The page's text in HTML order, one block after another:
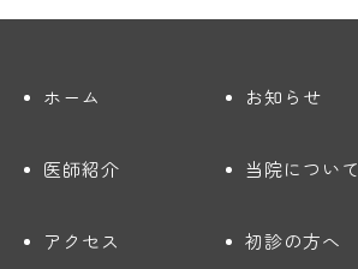
ホーム お知らせ
医師紹介 当院について
アクセス 初診の方へ